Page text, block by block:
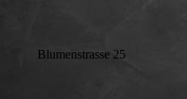
Blumenstrasse 25